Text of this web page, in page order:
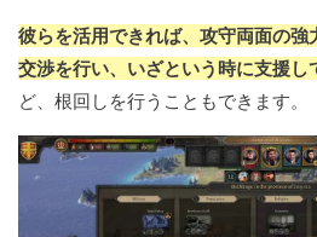
彼らを活用できれば、攻守両面の強
交渉を行い、いざという時に支援し
ど、根回しを行うこともできます。